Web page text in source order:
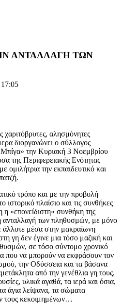
ΑΝΤΑΛΛΑΓΗ ΤΩΝ
χαριτόβρυτες, αλησμόνητες
διοργανώνει ο σύλλογος
την Κυριακή 3 Νοεμβρίου
της Περιφερειακής Ενότητας
την εκπαιδευτικό και
τρόπο και με την προβολή
ιστορικό πλαίσιο και τις συνθήκες
η «επονείδιστη» συνθήκη της
ανταλλαγή των πληθυσμών, με μόνο
άλλοτε μέσα στην μακραίωνη
γη δεν έγινε μια τόσο μαζική και
σε τόσο σύντομο χρονικό
που να μπορούν να εκφράσουν τον
την Οδύσσεια και τα βάσανα
από την γενέθλια γη τους,
υλικά αγαθά, τα ιερά και όσια,
άγια λείψανα, τα σώματα
τους κεκοιμημένων…